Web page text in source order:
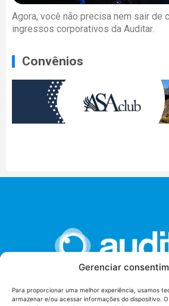
Gerenciar
Para proporcionar uma melhor experiência, usamos
armazenar e/ou acessar informações do dispositivo.
Agora, você não precisa nem sair de
ingressos corporativos da Auditar.
Convênios
União dos Auditores Federais de